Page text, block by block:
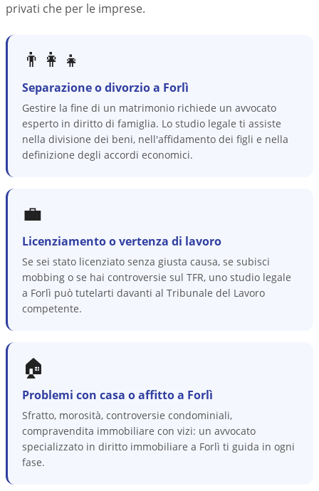
privati che per le imprese.
👨‍👩‍👧
Separazione o divorzio a Forlì
Gestire la fine di un matrimonio richiede un avvocato
esperto in diritto di famiglia. Lo studio legale ti assiste
nella divisione dei beni, nell'affidamento dei figli e nella
definizione degli accordi economici.
💼
Licenziamento o vertenza di lavoro
Se sei stato licenziato senza giusta causa, se subisci
mobbing o se hai controversie sul TFR, uno studio legale
a Forlì può tutelarti davanti al Tribunale del Lavoro
competente.
🏠
Problemi con casa o affitto a Forlì
Sfratto, morosità, controversie condominiali,
compravendita immobiliare con vizi: un avvocato
specializzato in diritto immobiliare a Forlì ti guida in ogni
fase.